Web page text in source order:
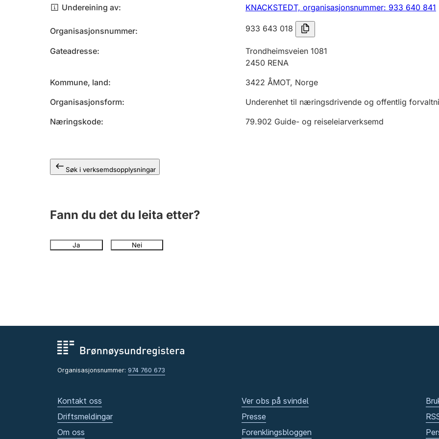
Undereining av KNACKSTEDT, organisasjonsnummer: 933 640 841
Organisasjonsnummer 933 643 018
Gateadresse
Trondheimsveien 1081
2450 RENA
Kommune, land
3422 ÅMOT, Norge
Organisasjonsform
Underenhet til næringsdrivende og offentlig
Næringskode
79.902 Guide- og reiseleiarverksemd
Søk i verksemdsopplysningar
Fann du det du leita etter?
Ja Nei
Organisasjonsnummer: 974 760 673
Kontakt oss
Driftsmeldingar
Om oss
Ver obs på svindel
Presse
Forenklingsbloggen